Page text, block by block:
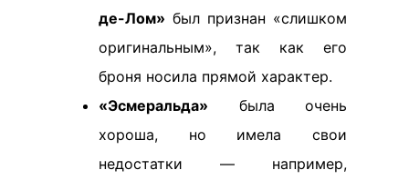
де-Лом» был признан «слишком
оригинальным», так как его
броня носила прямой характер.
«Эсмеральда» была очень
хороша, но имела свои
недостатки — например,